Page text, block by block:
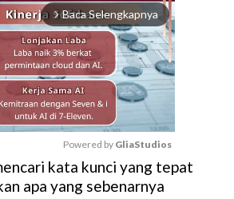
arrow_forward_ios Baca Selengkapnya
M
u
Powered by GliaStudios
kata kunci yang tepat
apa yang sebenarnya